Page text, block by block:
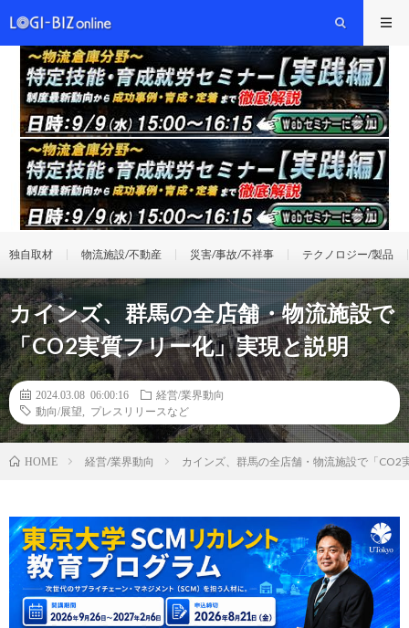
独自取材 物流施設/不動産 災害/事故/不祥事 テクノロジー/製品
カインズ、群馬の全店舗・物流施設で
「CO2実質フリー化」実現と説明
2024.03.08 06:00:16
経営/業界動向
動向/展望
プレスリリースなど
HOME 経営/業界動向 カインズ、群馬の全店舗・物流施設で「CO2